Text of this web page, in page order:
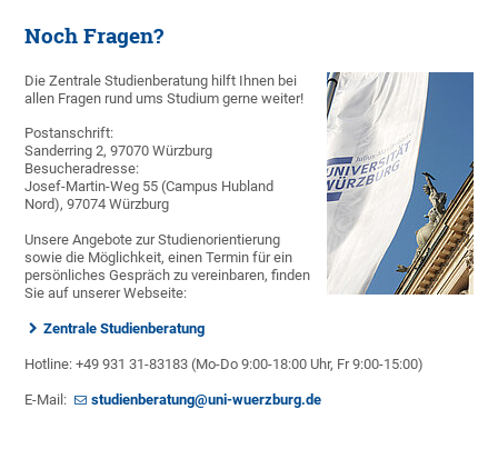
Noch Fragen?
Die Zentrale Studienberatung hilft Ihnen bei
allen Fragen rund ums Studium gerne weiter!
Postanschrift:
Sanderring 2, 97070 Würzburg
Besucheradresse:
Josef-Martin-Weg 55 (Campus Hubland
Nord), 97074 Würzburg
Unsere Angebote zur Studienorientierung
sowie die Möglichkeit, einen Termin für ein
persönliches Gespräch zu vereinbaren, finden
Sie auf unserer Webseite:
Zentrale Studienberatung
Hotline: +49 931 31-83183 (Mo-Do 9:00-18:00 Uhr, Fr 9:00-15:00)
E-Mail: studienberatung@uni-wuerzburg.de